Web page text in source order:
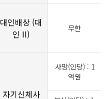
대인배상 (대
인 II)
무한
자기신체사
사망(인당) : 1
억원